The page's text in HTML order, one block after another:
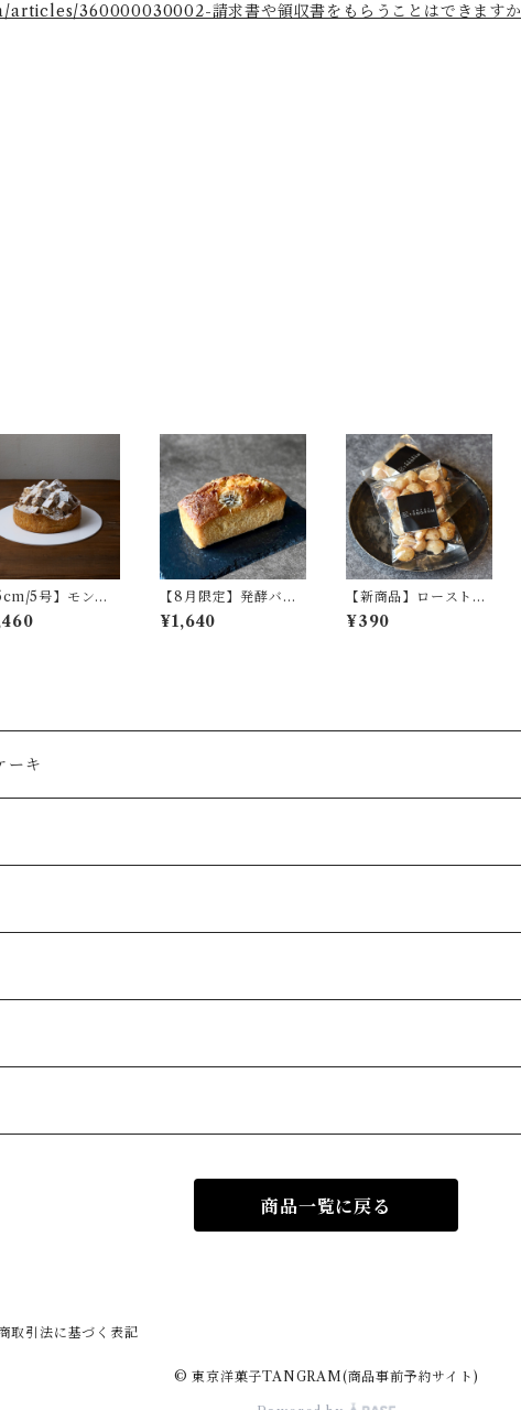
360000030002-請求書や領収書をもらうことはできますか
5号】モンブ
【8月限定】発酵バタ
ーのパウンドケーキ
(キャラメルバナーヌ)
¥1,640
【新商品】ローストマ
カダミアナッツ(ソル
ト＆ペッパー)/40g
¥390
ーキ
商品一覧に戻る
取引法に基づく表記
© 東京洋菓子TANGRAM(商品事前予約サイト)